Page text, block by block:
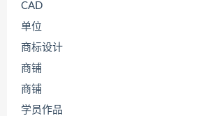
CAD
单位
商标设计
商铺
商铺
学员作品